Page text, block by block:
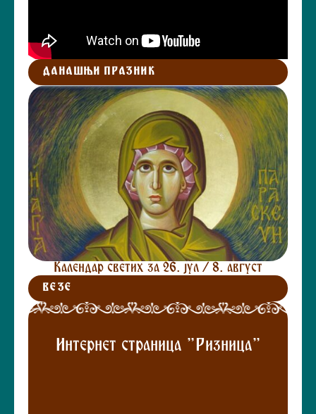
ДАНАШЊИ ПРАЗНИК
Календар светих за 26. јул / 8. август
ВЕЗЕ
Интернет страница "Ризница"